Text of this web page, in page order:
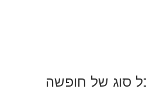
סוג של חופשה